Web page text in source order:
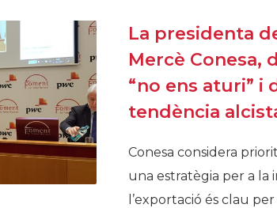
La presidenta
Mercè Conesa,
“no ens aturi” i
tendència
Conesa considera
una estratègia per a la
l’exportació és clau